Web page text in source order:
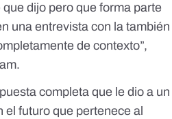
que dijo pero que forma parte
una entrevista con la también
de contexto”,
completa que le dio a un
futuro que pertenece al